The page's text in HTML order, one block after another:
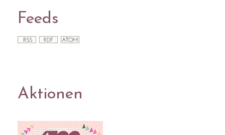
Feeds
Aktionen